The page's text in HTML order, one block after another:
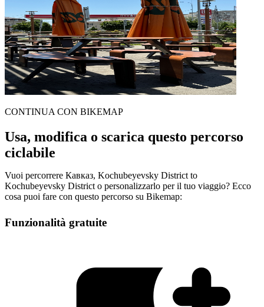
CONTINUA CON BIKEMAP
Usa, modifica o scarica questo percorso
ciclabile
Vuoi percorrere Кавказ, Kochubeyevsky District to
Kochubeyevsky District o personalizzarlo per il tuo viaggio? Ecco
cosa puoi fare con questo percorso su Bikemap:
Funzionalità gratuite